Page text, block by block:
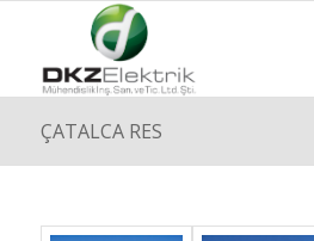
ÇATALCA RES